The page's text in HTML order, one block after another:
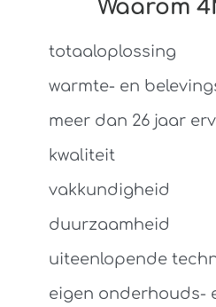
Waarom
totaaloplossing
warmte- en
meer dan 26 jaar
kwaliteit
vakkundigheid
duurzaamheid
uiteenlopende
eigen onderhouds-